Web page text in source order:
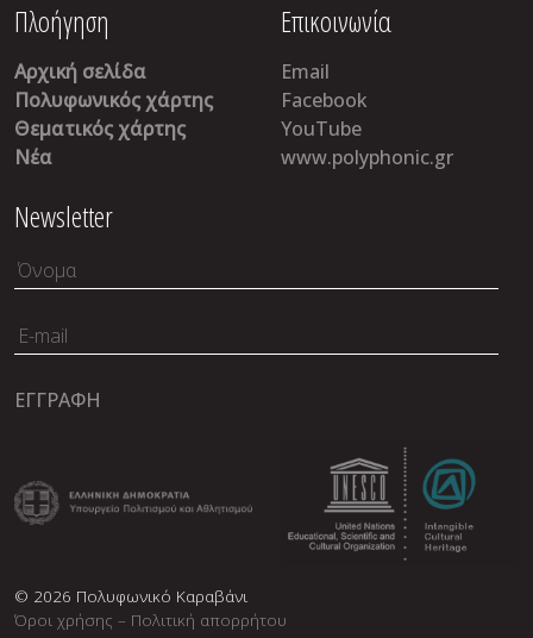
Πλοήγηση
Αρχική σελίδα
Πολυφωνικός χάρτης
Θεματικός χάρτης
Νέα
Επικοινωνία
Email
Facebook
YouTube
www.polyphonic.gr
Newsletter
© 2026 Πολυφωνικό Καραβάνι
Όροι χρήσης – Πολιτική απορρήτου